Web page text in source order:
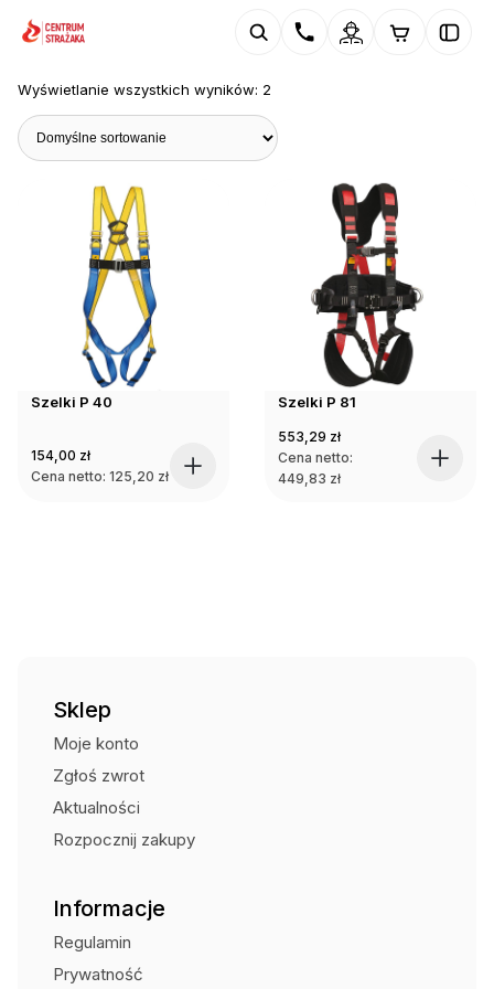
Wyświetlanie wszystkich wyników: 2
Szelki P 40
154,00 zł
Cena netto: 125,20 zł
Szelki P 81
553,29 zł
Cena netto:
449,83 zł
Sklep
Moje konto
Zgłoś zwrot
Aktualności
Rozpocznij zakupy
Informacje
Regulamin
Prywatność